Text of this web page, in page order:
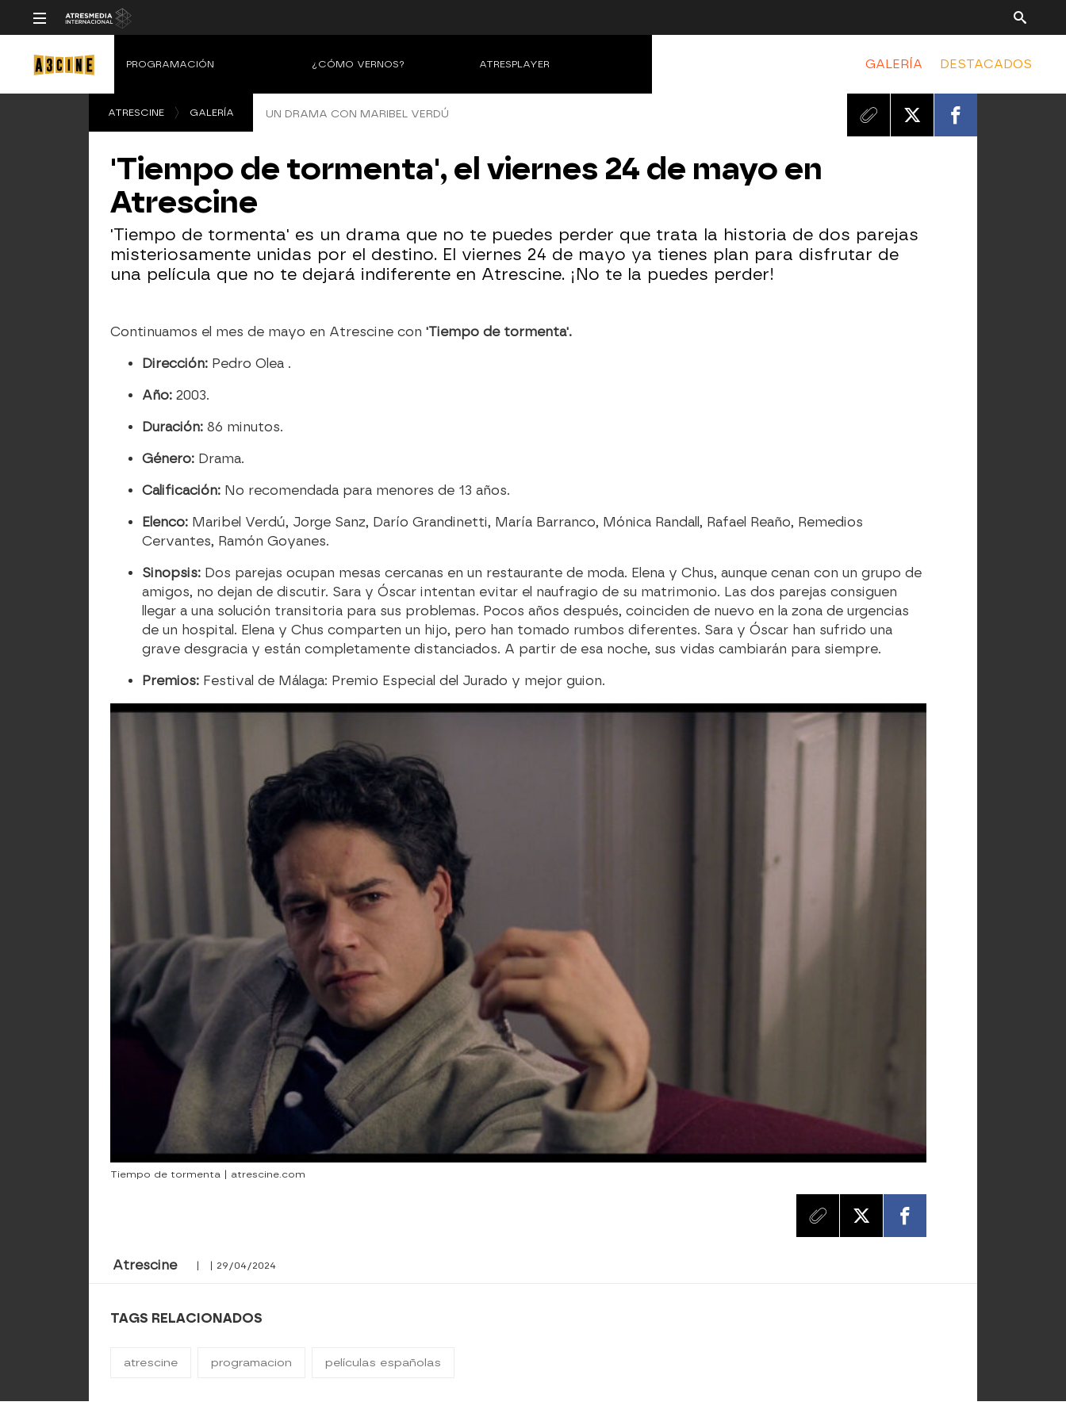
GALERÍA DESTACADOS
PROGRAMACIÓN ¿CÓMO VERNOS? ATRESPLAYER
ATRESCINE GALERÍA UN DRAMA CON MARIBEL VERDÚ
'Tiempo de tormenta', el viernes 24 de mayo en
Atrescine
'Tiempo de tormenta' es un drama que no te puedes perder que trata la historia de dos parejas
misteriosamente unidas por el destino. El viernes 24 de mayo ya tienes plan para disfrutar de
una película que no te dejará indiferente en Atrescine. ¡No te la puedes perder!
Continuamos el mes de mayo en Atrescine con 'Tiempo de tormenta'.
Dirección: Pedro Olea .
Año: 2003.
Duración: 86 minutos.
Género: Drama.
Calificación: No recomendada para menores de 13 años.
Elenco: Maribel Verdú, Jorge Sanz, Darío Grandinetti, María Barranco, Mónica Randall, Rafael Reaño, Remedios
Cervantes, Ramón Goyanes.
Sinopsis: Dos parejas ocupan mesas cercanas en un restaurante de moda. Elena y Chus, aunque cenan con un grupo de
amigos, no dejan de discutir. Sara y Óscar intentan evitar el naufragio de su matrimonio. Las dos parejas consiguen
llegar a una solución transitoria para sus problemas. Pocos años después, coinciden de nuevo en la zona de urgencias
de un hospital. Elena y Chus comparten un hijo, pero han tomado rumbos diferentes. Sara y Óscar han sufrido una
grave desgracia y están completamente distanciados. A partir de esa noche, sus vidas cambiarán para siempre.
Premios: Festival de Málaga: Premio Especial del Jurado y mejor guion.
Tiempo de tormenta | atrescine.com
Atrescine | | 29/04/2024
TAGS RELACIONADOS
atrescine programacion películas españolas